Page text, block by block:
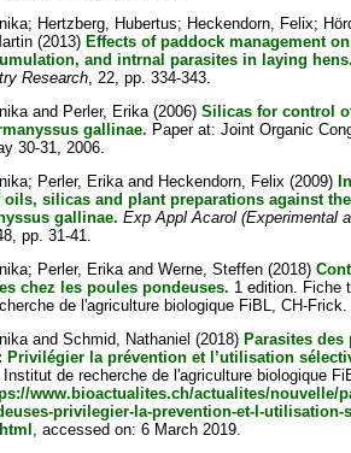
; Hertzberg, Hubertus; Heckendorn, Felix;
(2013) Effects of paddock management
and intrnal parasites in laying
Research, 22, pp. 334-343.
and Perler, Erika(2006)Silicas for control
gallinae. Paper at: Joint Organic
30-31, 2006.
; Perler, Erikaand Heckendorn, Felix (2009)
oils, silicas and plant preparations against
gallinae. Exp Appl Acarol (Experimental
pp. 31-41.
; Perler, ErikaandWerne, Steffen (2018)
chez les poules pondeuses. 1 edition. Fiche
de l'agriculture biologique FiBL, CH-Frick.
andSchmid, Nathaniel (2018) Parasites des
Privilégier la prévention et l’utilisation
Institut de recherche de l'agriculture biologique
www.bioactualites.ch/actualites/nouvelle/
privilegier-la-prevention-et-l-utilisation-
, accessed on: 6 March 2019.